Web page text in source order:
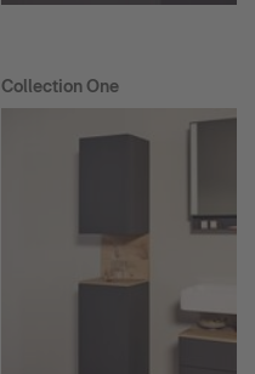
Collection One